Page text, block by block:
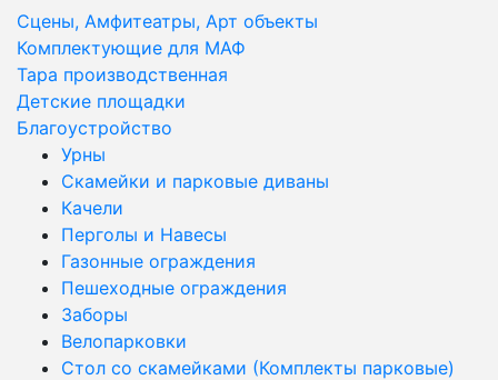
Сцены, Амфитеатры, Арт объекты
Комплектующие для МАФ
Тара производственная
Детские площадки
Благоустройство
Урны
Скамейки и парковые диваны
Качели
Перголы и Навесы
Газонные ограждения
Пешеходные ограждения
Заборы
Велопарковки
Стол со скамейками (Комплекты парковые)